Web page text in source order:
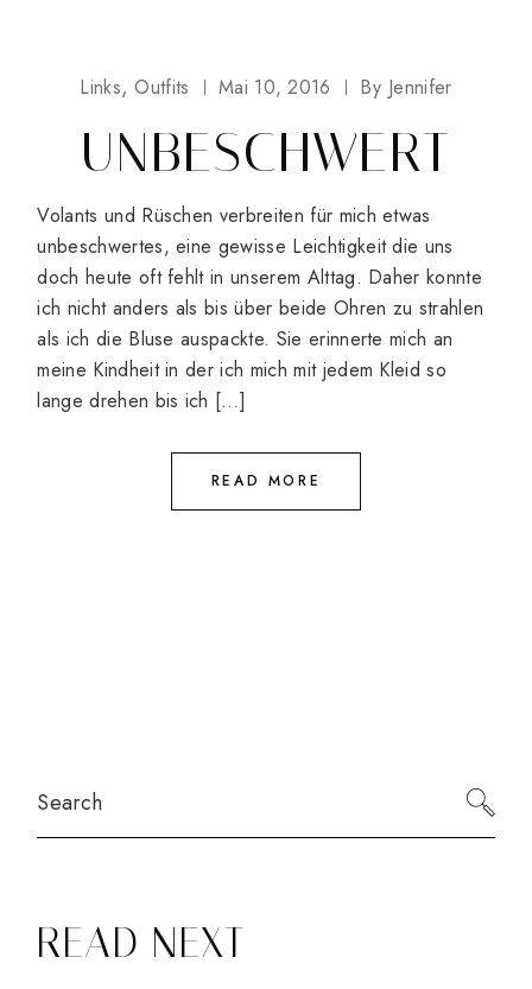
Links Outfits Mai 10, 2016 By Jennifer
UNBESCHWERT
Volants und Rüschen verbreiten für mich etwas
unbeschwertes, eine gewisse Leichtigkeit die uns
doch heute oft fehlt in unserem Alttag. Daher konnte
ich nicht anders als bis über beide Ohren zu strahlen
als ich die Bluse auspackte. Sie erinnerte mich an
meine Kindheit in der ich mich mit jedem Kleid so
lange drehen bis ich […]
READ MORE
READ NEXT